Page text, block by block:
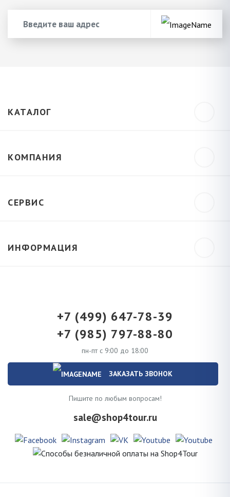
КАТАЛОГ
КОМПАНИЯ
СЕРВИС
ИНФОРМАЦИЯ
+7 (499) 647-78-39
+7 (985) 797-88-80
пн-пт с 9:00 до 18:00
ЗАКАЗАТЬ ЗВОНОК
Пишите по любым вопросам!
sale@shop4tour.ru